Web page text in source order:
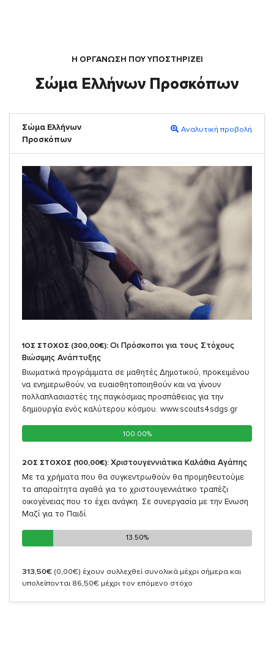
Η ΟΡΓΆΝΩΣΗ ΠΟΥ ΥΠΟΣΤΗΡΙΖΕΙ
Σώμα Ελλήνων Προσκόπων
Σώμα Ελλήνων
Προσκόπων
Αναλυτική προβολή
1ΟΣ ΣΤΟΧΟΣ (300,00€): Οι Πρόσκοποι για τους Στόχους
Βιώσιμης Ανάπτυξης
Βιωματικά προγράμματα σε μαθητές Δημοτικού, προκειμένου
να ενημερωθούν, να ευαισθητοποιηθούν και να γίνουν
πολλαπλασιαστές της παγκόσμιας προσπάθειας για την
δημιουργία ενός καλύτερου κόσμου. www.scouts4sdgs.gr
100.00%
100.00%
2ΟΣ ΣΤΟΧΟΣ (100,00€): Χριστουγεννιάτικα Καλάθια Αγάπης
Με τα χρήματα που θα συγκεντρωθούν θα προμηθευτούμε
τα απαραίτητα αγαθά για το χριστουγεννιάτικο τραπέζι
οικογένειας που το έχει ανάγκη. Σε συνεργασία με την Ενωση
Μαζί για το Παιδί.
13.50%
13.50%
313,50€ (0,00€) έχουν συλλεχθεί συνολικά μέχρι σήμερα και
υπολείπονται 86,50€ μέχρι τον επόμενο στόχο